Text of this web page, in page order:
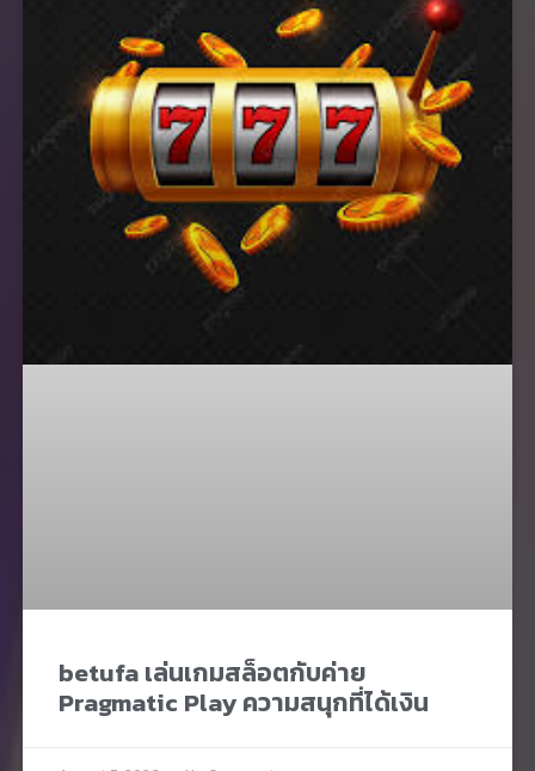
betufa เล่นเกมสล็อตกับค่าย
Pragmatic Play ความสนุกที่ได้เงิน